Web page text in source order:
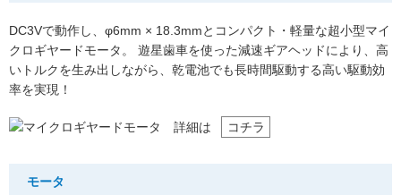
DC3Vで動作し、φ6mm × 18.3mmとコンパクト・軽量な超小型マイ
クロギヤードモータ。 遊星歯車を使った減速ギアヘッドにより、高
いトルクを生み出しながら、乾電池でも長時間駆動する高い駆動効
率を実現！
詳細は コチラ
モータ